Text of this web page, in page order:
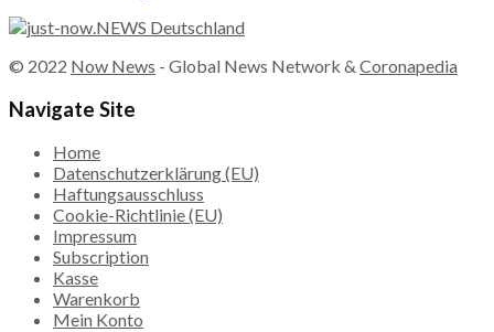
© 2022 Now News - Global News Network & Coronapedia
Navigate Site
Home
Datenschutzerklärung (EU)
Haftungsausschluss
Cookie-Richtlinie (EU)
Impressum
Subscription
Kasse
Warenkorb
Mein Konto